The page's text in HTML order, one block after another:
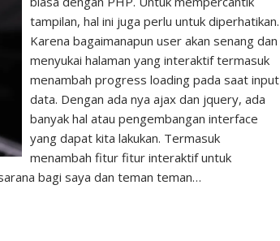
tampilan, hal ini juga perlu untuk diperhatikan.
Karena bagaimanapun user akan senang dan
menyukai halaman yang interaktif termasuk
menambah progress loading pada saat input
data. Dengan ada nya ajax dan jquery, ada
banyak hal atau pengembangan interface
yang dapat kita lakukan. Termasuk
menambah fitur fitur interaktif untuk
bagi saya dan teman teman…